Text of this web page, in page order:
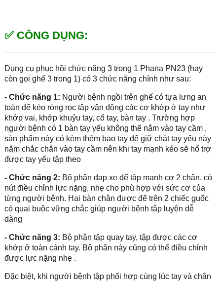
✅ CÔNG DỤNG:
Dụng cụ phục hồi chức năng 3 trong 1 Phana PN23 (hay
còn gọi ghế 3 trong 1) có 3 chức năng chính như sau:
- Chức năng 1: Người bệnh ngồi trên ghế có tựa lưng an
toàn để kéo ròng rọc tập vận động các cơ khớp ở tay như
khớp vai, khớp khuỷu tay, cổ tay, bàn tay . Trường hợp
người bệnh có 1 bàn tay yếu không thể nắm vào tay cầm ,
sản phẩm này có kèm thêm bao tay để giữ chặt tay yếu này
nắm chắc chắn vào tay cầm nên khi tay mạnh kéo sẽ hổ trợ
được tay yếu tập theo
- Chức năng 2: Bộ phận đạp xe để tập mạnh cơ 2 chân, có
nút điều chỉnh lực nặng, nhẹ cho phù hợp với sức cơ của
từng người bệnh. Hai bàn chân được để trên 2 chiếc guốc
có quai buộc vững chắc giúp người bệnh tập luyện dễ
dàng
- Chức năng 3: Bộ phận tập quay tay, tập được các cơ
khớp ở toàn cánh tay. Bộ phận này cũng có thể điều chỉnh
được lực nặng nhẹ .
Đặc biệt, khi người bệnh tập phối hợp cùng lúc tay và chân